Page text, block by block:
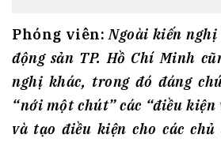
Phóng viên:Ngoài kiến
động sản TP. Hồ Chí Minh
nghị khác, trong đó đáng
“nới một chút” các “điều kiện
và tạo điều kiện cho các